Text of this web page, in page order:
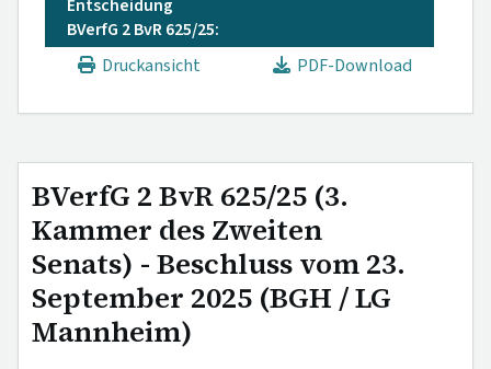
Entscheidung
BVerfG 2 BvR 625/25:
Druckansicht
PDF-Download
BVerfG 2 BvR 625/25 (3.
Kammer des Zweiten
Senats) - Beschluss vom 23.
September 2025 (BGH / LG
Mannheim)